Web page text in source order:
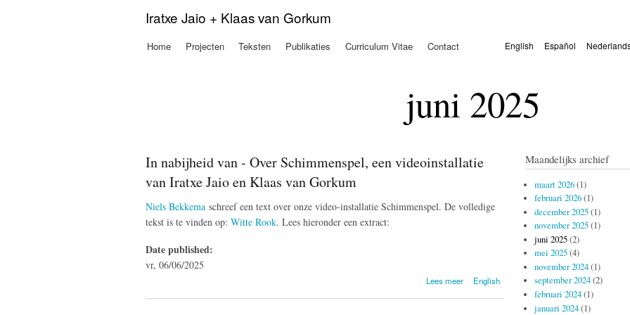
algemene
Iratxe Jaio + Klaas van Gorkum
Talen
English Español
Hoofdmenu
Home Projecten Teksten Publikaties Curriculum Vitae Contact
juni 2025
In nabijheid van - Over Schimmenspel, een videoinstallatie
van Iratxe Jaio en Klaas van Gorkum
Niels Bekkema schreef een text over onze video-installatie Schimmenspel. De volledige
tekst is te vinden op: Witte Rook. Lees hieronder een extract:
Date published:
vr, 06/06/2025
Lees meer
over In
Over
English
Maandelijks archief
maart 2026(1)
februari 2026(1)
december 2025(1)
november 2025(1)
juni 2025(2)
mei 2025(4)
november 2024(1)
september 2024(2)
februari 2024(1)
januari 2024(1)